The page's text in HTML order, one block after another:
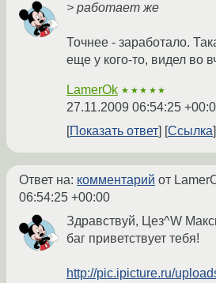
> работает же
Точнее - заработало.
еще у кого-то, видел во
LamerOk ★★★★★
27.11.2009 06:54:25
Показать ответ
Ссылка
Ответ на: комментарий от
06:54:25 +00:00
Здравствуй, Цез^W
баг приветствует тебя!
http://pic.ipicture.ru/